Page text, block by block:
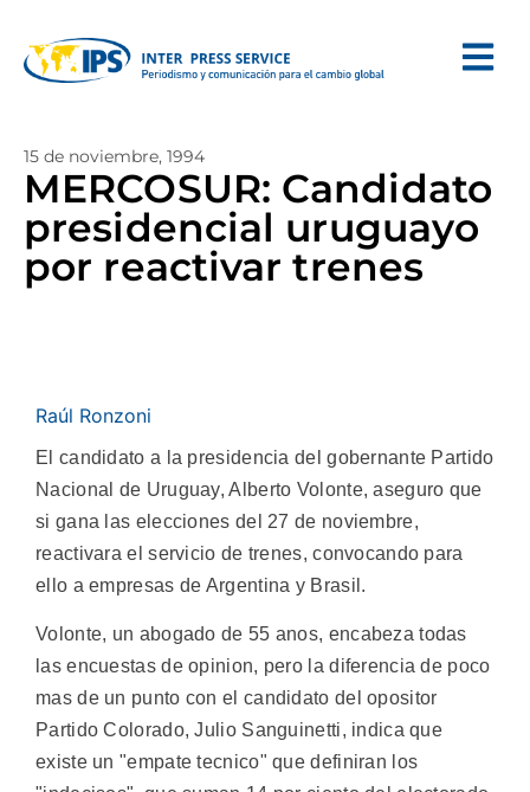
15 de noviembre, 1994
MERCOSUR: Candidato
presidencial uruguayo
por reactivar trenes
Raúl Ronzoni
El candidato a la presidencia del gobernante Partido
Nacional de Uruguay, Alberto Volonte, aseguro que
si gana las elecciones del 27 de noviembre,
reactivara el servicio de trenes, convocando para
ello a empresas de Argentina y Brasil.
Volonte, un abogado de 55 anos, encabeza todas
las encuestas de opinion, pero la diferencia de poco
mas de un punto con el candidato del opositor
Partido Colorado, Julio Sanguinetti, indica que
existe un "empate tecnico" que definiran los